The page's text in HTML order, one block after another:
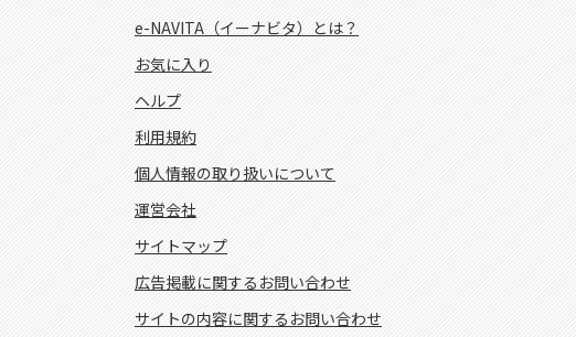
e-NAVITA（イーナビタ）とは？
お気に入り
ヘルプ
利用規約
個人情報の取り扱いについて
運営会社
サイトマップ
広告掲載に関するお問い合わせ
サイトの内容に関するお問い合わせ